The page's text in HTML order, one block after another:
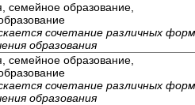
семейное образование,
сочетание различных форм
образования
семейное образование,
сочетание различных форм
образования